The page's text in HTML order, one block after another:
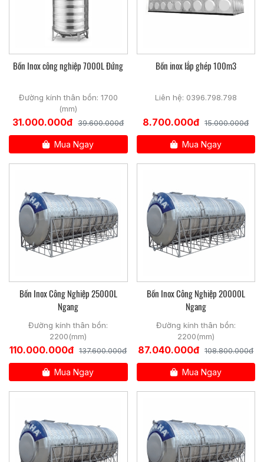
Bồn Inox công nghiệp 7000L Đứng
Đường kính thân bồn: 1700
(mm)
31.000.000đ 39.600.000đ
Mua Ngay
Bồn inox lắp ghép 100m3
Liên hệ: 0396.798.798
8.700.000đ 15.000.000đ
Mua Ngay
Bồn Inox Công Nghiệp 25000L
Ngang
Đường kính thân bồn:
2200(mm)
110.000.000đ 137.600.000đ
Mua Ngay
Bồn Inox Công Nghiệp 20000L
Ngang
Đường kính thân bồn:
2200(mm)
87.040.000đ 108.800.000đ
Mua Ngay